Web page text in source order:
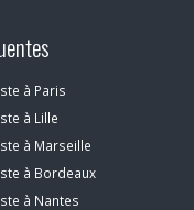
à Paris
à Lille
à Marseille
à Bordeaux
à Nantes